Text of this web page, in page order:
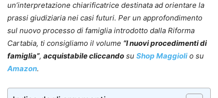
un’interpretazione chiarificatrice destinata ad orientare la
prassi giudiziaria nei casi futuri. Per un approfondimento
sul nuovo processo di famiglia introdotto dalla Riforma
Cartabia, ti consigliamo il volume “I nuovi procedimenti di
famiglia”, acquistabile cliccando su Shop Maggiolio su
Amazon.